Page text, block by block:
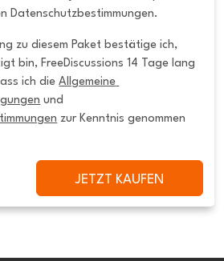
Datenschutzbestimmungen.
zu diesem Paket bestätige ich,
bin, FreeDiscussions 14 Tage lang
ich die Allgemeine
zur Kenntnis genommen
JETZT KAUFEN